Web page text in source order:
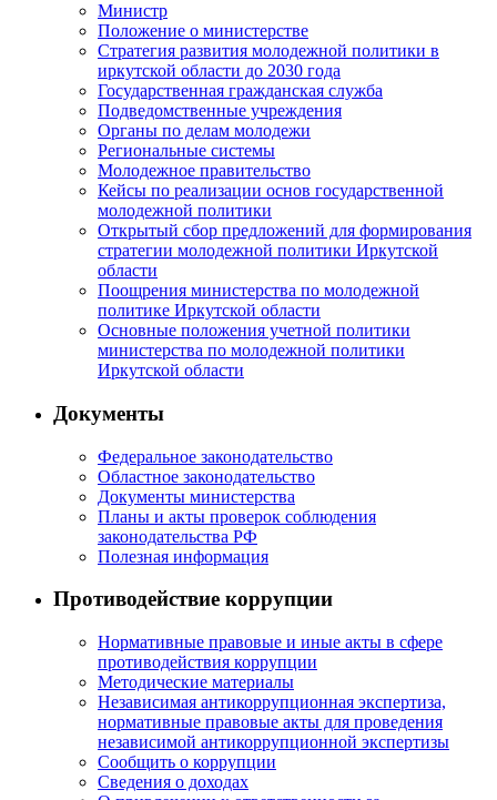
Министр
Положение о министерстве
Стратегия развития молодежной политики в
иркутской области до 2030 года
Государственная гражданская служба
Подведомственные учреждения
Органы по делам молодежи
Региональные системы
Молодежное правительство
Кейсы по реализации основ государственной
молодежной политики
Открытый сбор предложений для формирования
стратегии молодежной политики Иркутской
области
Поощрения министерства по молодежной
политике Иркутской области
Основные положения учетной политики
министерства по молодежной политики
Иркутской области
Документы
Федеральное законодательство
Областное законодательство
Документы министерства
Планы и акты проверок соблюдения
законодательства РФ
Полезная информация
Противодействие коррупции
Нормативные правовые и иные акты в сфере
противодействия коррупции
Методические материалы
Независимая антикоррупционная экспертиза,
нормативные правовые акты для проведения
независимой антикоррупционной экспертизы
Сообщить о коррупции
Сведения о доходах